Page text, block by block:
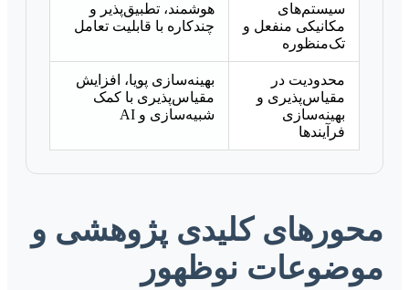
سیستم‌های
مکانیکی منفعل و
تک‌منظوره
هوشمند، تطبیق‌پذیر و
چندکاره با قابلیت تعامل
محدودیت در
مقیاس‌پذیری و
بهینه‌سازی
فرآیندها
بهینه‌سازی پویا، افزایش
مقیاس‌پذیری با کمک
شبیه‌سازی و AI
محورهای کلیدی پژوهشی و
موضوعات نوظهور